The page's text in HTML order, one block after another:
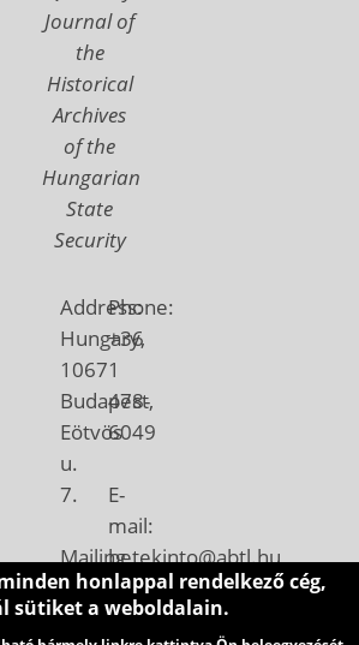
Journal of
the
Historical
Archives
of the
Hungarian
State
Security
Address:
Hungary,
1067
Budapest,
Eötvös
u.
7.
Mailing
address:
Hungary,
Phone:
+36
1
478-
6049
E-
mail:
betekinto@abtl.hu
honlappal rendelkező cég,
sütiket a weboldalain.